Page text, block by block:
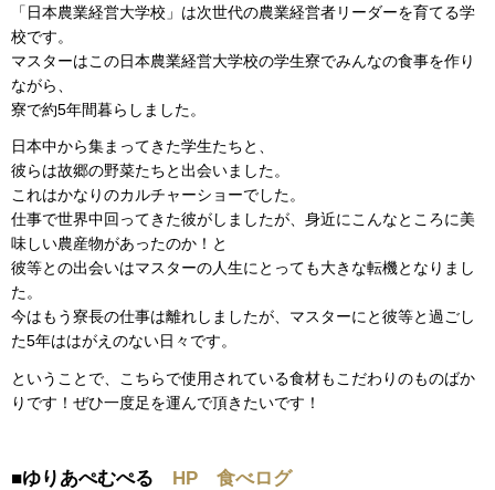
「日本農業経営大学校」は次世代の農業経営者リーダーを育てる学
校です。
マスターはこの日本農業経営大学校の学生寮でみんなの食事を作り
ながら、
寮で約5年間暮らしました。
日本中から集まってきた学生たちと、
彼らは故郷の野菜たちと出会いました。
これはかなりのカルチャーショーでした。
仕事で世界中回ってきた彼がしましたが、身近にこんなところに美
味しい農産物があったのか！と
彼等との出会いはマスターの人生にとっても大きな転機となりまし
た。
今はもう寮長の仕事は離れしましたが、マスターにと彼等と過ごし
た5年ははがえのない日々です。
ということで、こちらで使用されている食材もこだわりのものばか
りです！ぜひ一度足を運んで頂きたいです！
■ゆりあぺむぺる HP 食べログ